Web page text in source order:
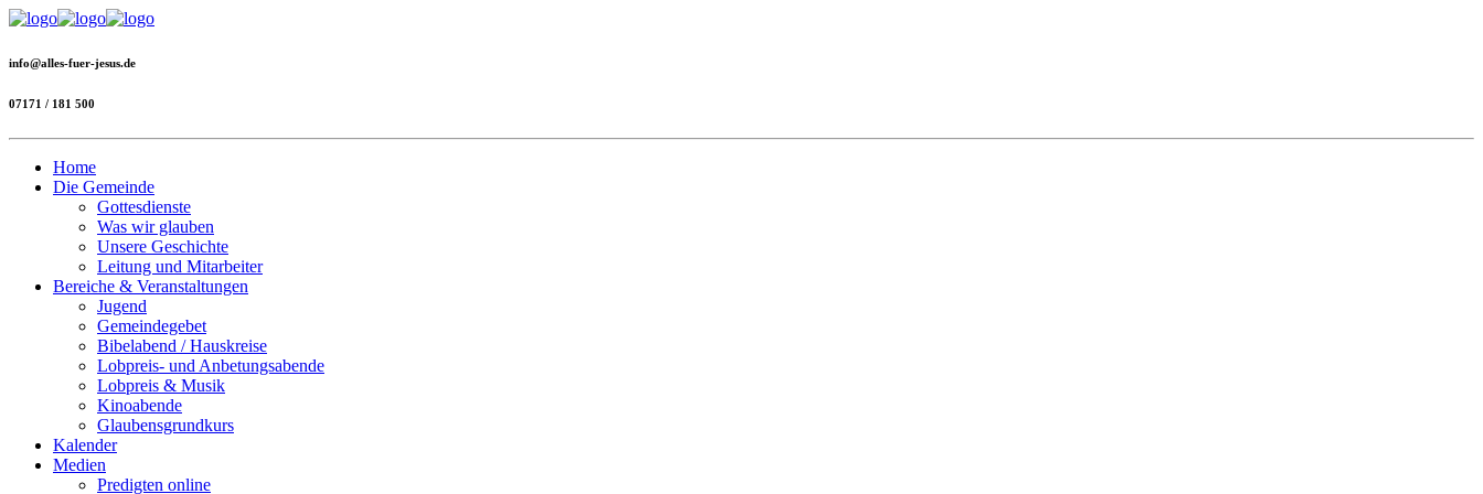
info@alles-fuer-jesus.de
07171 / 181 500
Home
Die Gemeinde
Gottesdienste
Was wir glauben
Unsere Geschichte
Leitung und Mitarbeiter
Bereiche & Veranstaltungen
Jugend
Gemeindegebet
Bibelabend / Hauskreise
Lobpreis- und Anbetungsabende
Lobpreis & Musik
Kinoabende
Glaubensgrundkurs
Kalender
Medien
Predigten online